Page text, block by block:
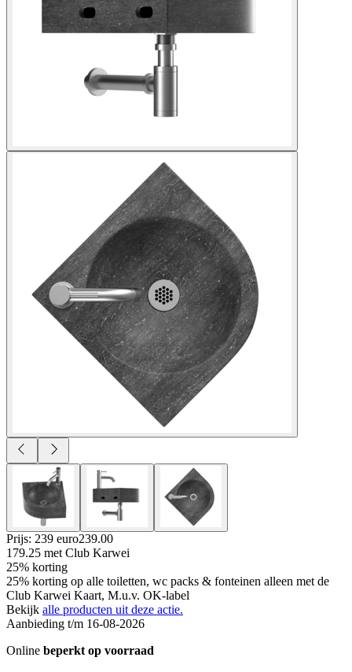
Prijs: 239 euro239.00
179.25 met Club Karwei
25% korting
25% korting op alle toiletten, wc packs & fonteinen alleen met de
Club Karwei Kaart, M.u.v. OK-label
Bekijk alle producten uit deze actie.
Aanbieding t/m 16-08-2026
Online beperkt op voorraad